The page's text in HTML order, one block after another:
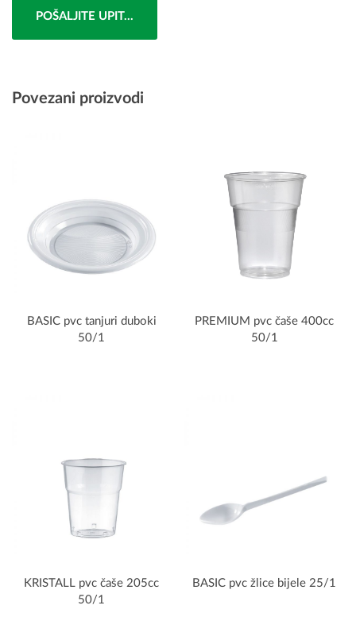
POŠALJITE UPIT...
Povezani proizvodi
BASIC pvc tanjuri duboki
50/1
PREMIUM pvc čaše 400cc
50/1
KRISTALL pvc čaše 205cc
50/1
BASIC pvc žlice bijele 25/1